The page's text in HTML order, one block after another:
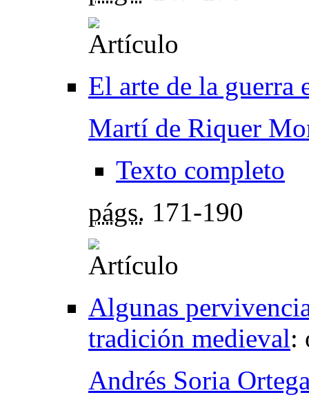
El arte de la guerra
Martí de Riquer
Texto completo
págs. 171-190
Algunas
tradición medieval:
Andrés Soria